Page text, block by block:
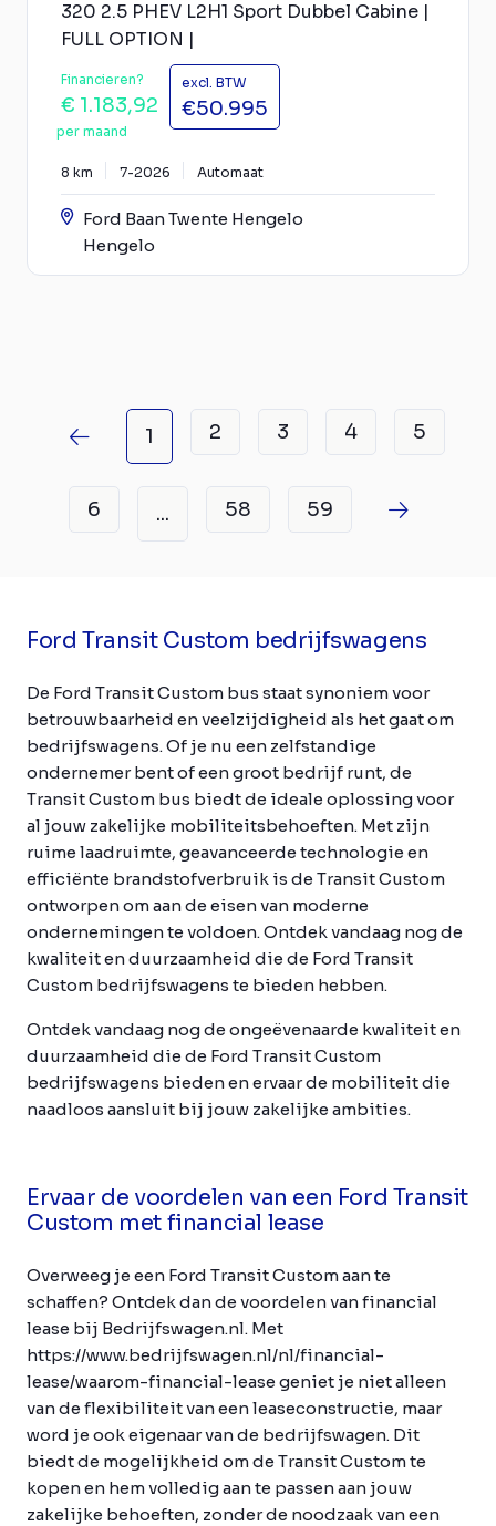
320 2.5 PHEV L2H1 Sport Dubbel Cabine |
FULL OPTION |
Financieren?
€ 1.183,92
per maand
excl. BTW
€50.995
8 km 7-2026 Automaat
Ford Baan Twente Hengelo
Hengelo
1 2 3 4 5
6 ... 58 59
Ford Transit Custom bedrijfswagens
De Ford Transit Custom bus staat synoniem voor
betrouwbaarheid en veelzijdigheid als het gaat om
bedrijfswagens. Of je nu een zelfstandige
ondernemer bent of een groot bedrijf runt, de
Transit Custom bus biedt de ideale oplossing voor
al jouw zakelijke mobiliteitsbehoeften. Met zijn
ruime laadruimte, geavanceerde technologie en
efficiënte brandstofverbruik is de Transit Custom
ontworpen om aan de eisen van moderne
ondernemingen te voldoen. Ontdek vandaag nog de
kwaliteit en duurzaamheid die de Ford Transit
Custom bedrijfswagens te bieden hebben.
Ontdek vandaag nog de ongeëvenaarde kwaliteit en
duurzaamheid die de Ford Transit Custom
bedrijfswagens bieden en ervaar de mobiliteit die
naadloos aansluit bij jouw zakelijke ambities.
Ervaar de voordelen van een Ford Transit
Custom met financial lease
Overweeg je een Ford Transit Custom aan te
schaffen? Ontdek dan de voordelen van financial
lease bij Bedrijfswagen.nl. Met
https://www.bedrijfswagen.nl/nl/financial-
lease/waarom-financial-lease geniet je niet alleen
van de flexibiliteit van een leaseconstructie, maar
word je ook eigenaar van de bedrijfswagen. Dit
biedt de mogelijkheid om de Transit Custom te
kopen en hem volledig aan te passen aan jouw
zakelijke behoeften, zonder de noodzaak van een